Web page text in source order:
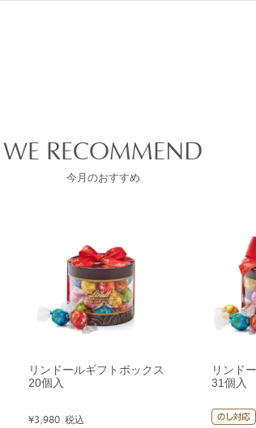
WE RECOMMEND
今月のおすすめ
リンドールギフトボックス
20個入
¥3,980 税込
リンド
31個入